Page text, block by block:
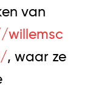
van
, waar ze